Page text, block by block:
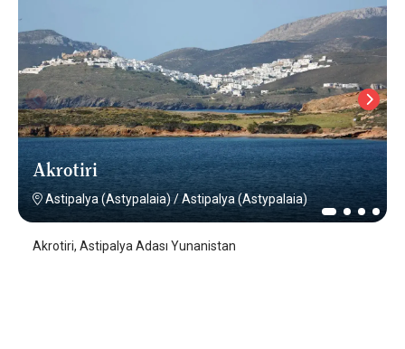
Akrotiri
Astipalya (Astypalaia)/Astipalya (Astypalaia)
Akrotiri, Astipalya Adası Yunanistan